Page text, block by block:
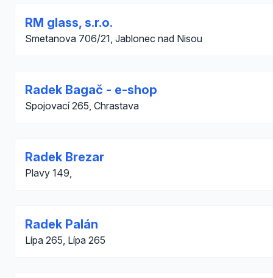
RM glass, s.r.o.
Smetanova 706/21, Jablonec nad Nisou
Radek Bagač - e-shop
Spojovací 265, Chrastava
Radek Brezar
Plavy 149,
Radek Palán
Lípa 265, Lípa 265